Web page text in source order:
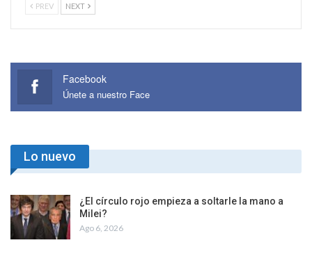
PREV NEXT
Facebook
Únete a nuestro Face
Lo nuevo
¿El círculo rojo empieza a soltarle la mano a
Milei?
Ago 6, 2026